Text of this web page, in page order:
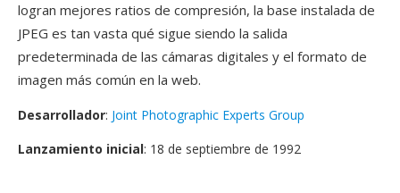
logran mejores ratios de compresión, la base instalada de
JPEG es tan vasta qué sigue siendo la salida
predeterminada de las cámaras digitales y el formato de
imagen más común en la web.
Desarrollador: Joint Photographic Experts Group
Lanzamiento inicial: 18 de septiembre de 1992